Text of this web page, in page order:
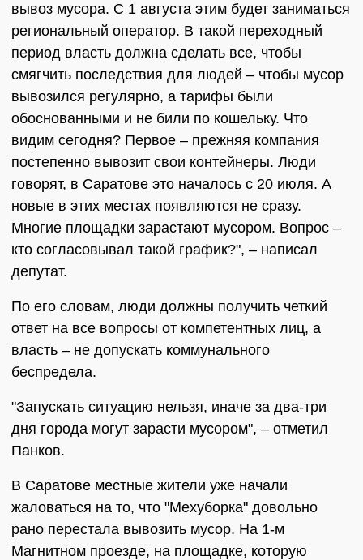
вывоз мусора. С 1 августа этим будет заниматься
региональный оператор. В такой переходный
период власть должна сделать все, чтобы
смягчить последствия для людей – чтобы мусор
вывозился регулярно, а тарифы были
обоснованными и не били по кошельку. Что
видим сегодня? Первое – прежняя компания
постепенно вывозит свои контейнеры. Люди
говорят, в Саратове это началось с 20 июля. А
новые в этих местах появляются не сразу.
Многие площадки зарастают мусором. Вопрос –
кто согласовывал такой график?", – написал
депутат.
По его словам, люди должны получить четкий
ответ на все вопросы от компетентных лиц, а
власть – не допускать коммунального
беспредела.
"Запускать ситуацию нельзя, иначе за два-три
дня города могут зарасти мусором", – отметил
Панков.
В Саратове местные жители уже начали
жаловаться на то, что "Мехуборка" довольно
рано перестала вывозить мусор. На 1-м
Магнитном проезде, на площадке, которую